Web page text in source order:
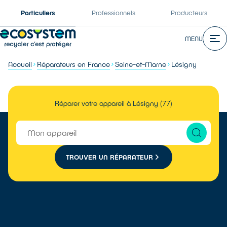
Particuliers Professionnels Producteurs
MENU
Accueil Réparateurs en France Seine-et-Marne Lésigny
Réparer votre appareil à Lésigny (77)
TROUVER UN RÉPARATEUR